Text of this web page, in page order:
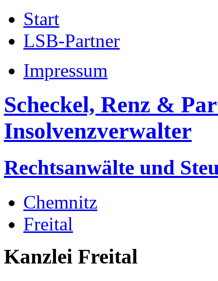
Start
LSB-Partner
Impressum
Scheckel, Renz &
Insolvenzverwalter
Rechtsanwälte und
Chemnitz
Freital
Kanzlei Freital